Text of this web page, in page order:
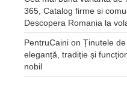
365, Catalog firme si
Descopera Romania la
PentruCaini on Ținutele
eleganță, tradiție și
nobil